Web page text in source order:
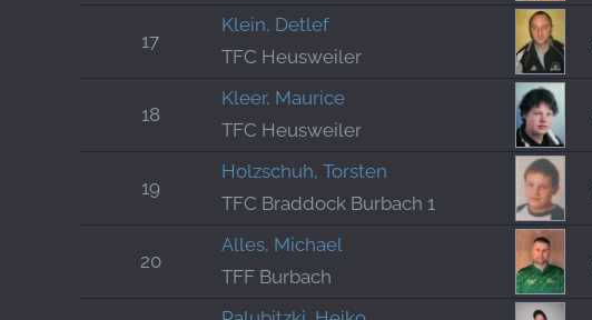
17
Klein, Detlef
TFC Heusweiler
18
Kleer, Maurice
TFC Heusweiler
19
Holzschuh, Torsten
TFC Braddock Burbach 1
20
Alles, Michael
TFF Burbach